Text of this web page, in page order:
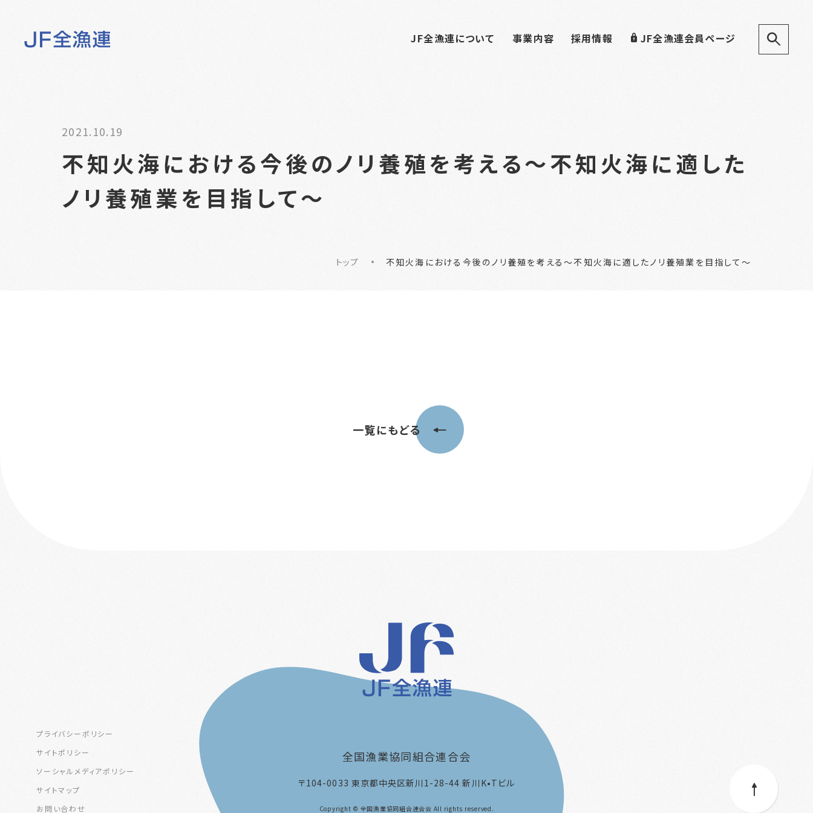
JF全漁連について 事業内容 採用情報 JF全漁連会員ページ
2021.10.19
不知火海における今後のノリ養殖を考える～不知火海に適した
ノリ養殖業を目指して～
トップ 不知火海における今後のノリ養殖を考える～不知火海に適したノリ養殖業を目指して～
一覧にもどる
プライバシーポリシー
サイトポリシー
ソーシャルメディアポリシー
サイトマップ
お問い合わせ
全国漁業協同組合連合会
〒104-0033 東京都中央区新川1-28-44 新川K•Tビル
Copyright © 全国漁業協同組合連合会 All rights reserved.